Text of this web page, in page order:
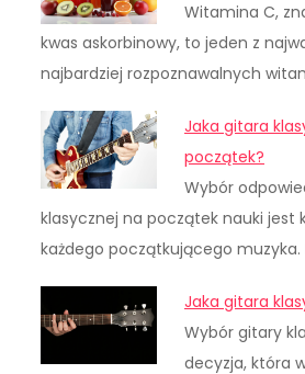
Witamina C,
kwas askorbinowy, to jeden z
najbardziej rozpoznawalnych
Jaka gitara
początek?
Wybór
klasycznej na początek nauki jest
każdego początkującego muzyka.
Jaka gitara
Wybór gitary
decyzja, która